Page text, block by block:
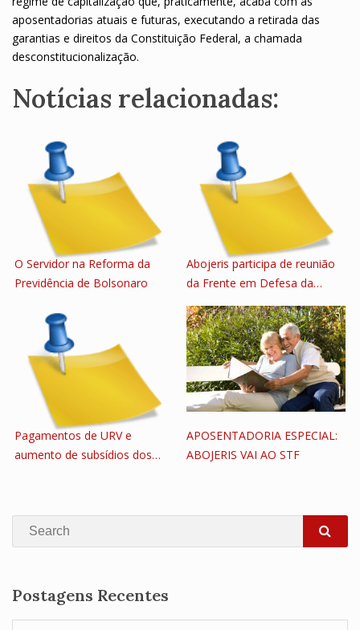
aposentadorias atuais e futuras, executando a retirada das
garantias e direitos da Constituição Federal, a chamada
desconstitucionalização.
Notícias relacionadas:
O Servidor na Reforma da
Previdência de Bolsonaro
Abojeris participa de reunião
da Frente em Defesa da…
Pagamentos de URV e
aumento de subsídios dos…
APOSENTADORIA ESPECIAL:
ABOJERIS VAI AO STF
Search
Postagens Recentes